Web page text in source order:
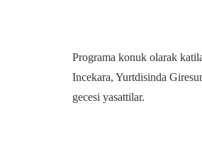
Programa konuk olarak
Incekara, Yurtdisinda
gecesi yasattilar.